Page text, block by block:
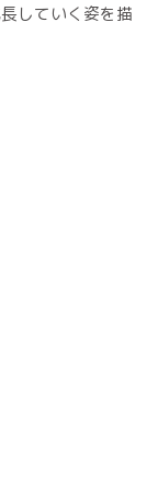
していく姿を描